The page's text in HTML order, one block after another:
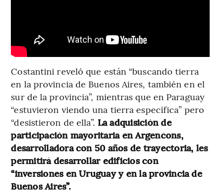
Costantini reveló que están “buscando tierra
en la provincia de Buenos Aires, también en el
sur de la provincia”, mientras que en Paraguay
“estuvieron viendo una tierra específica” pero
“desistieron de ella”. La adquisición de
participación mayoritaria en Argencons,
desarrolladora con 50 años de trayectoria, les
permitirá desarrollar edificios con
“inversiones en Uruguay y en la provincia de
Buenos Aires”.